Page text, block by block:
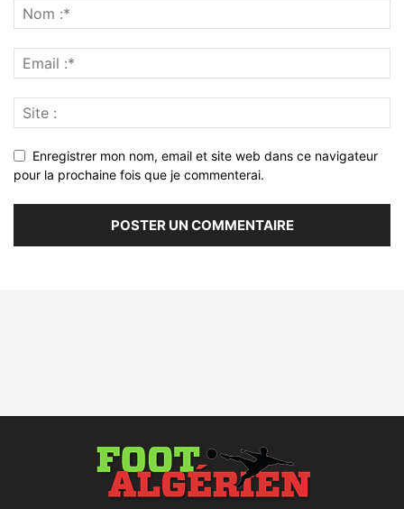
Enregistrer mon nom, email et site web dans ce navigateur
pour la prochaine fois que je commenterai.